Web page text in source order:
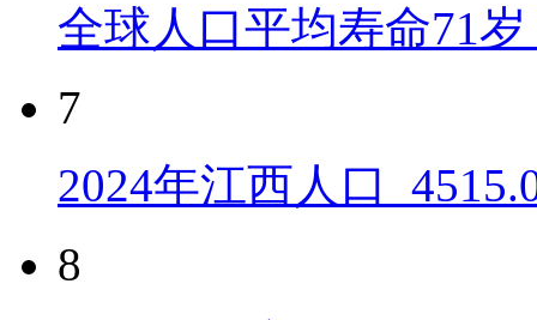
全球人口平均寿命71
7
2024年江西人口
8